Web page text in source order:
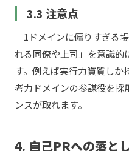
3.3 注意点
1ドメインに偏りすぎる
れる同僚や上司」を意識的
す。例えば実行力資質しか
考力ドメインの参謀役を採
ンスが取れます。
4. 自己PRへの落と